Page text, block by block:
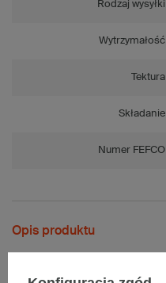
Rodzaj wysyłki
Wytrzymałość
Tektura
Składanie
Numer FEFCO
Opis produktu